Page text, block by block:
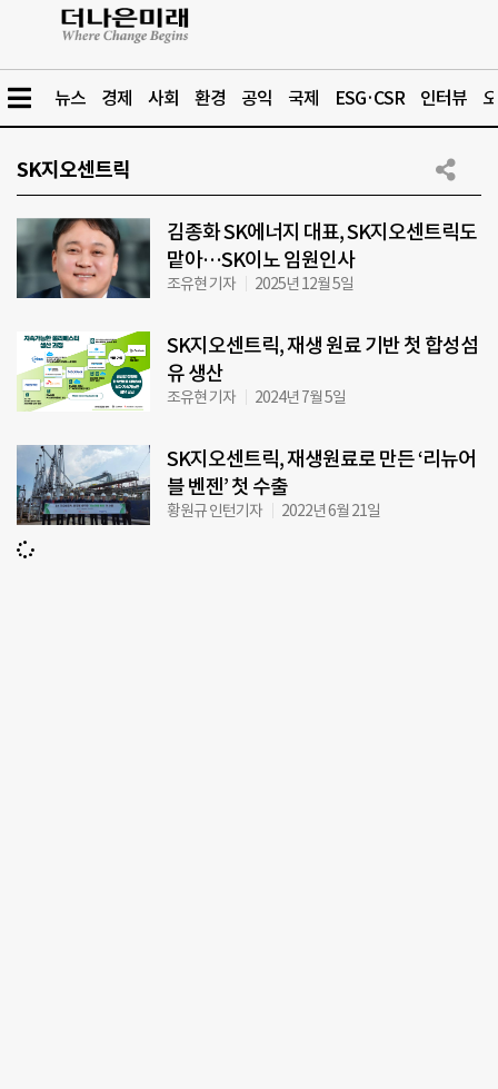
뉴스 경제 사회 환경 공익 국제 ESG·CSR 인터뷰
SK지오센트릭
김종화 SK에너지 대표, SK지오센트릭도
맡아…SK이노 임원인사
조유현 기자 2025년 12월 5일
SK지오센트릭, 재생 원료 기반 첫 합성섬
유 생산
조유현 기자 2024년 7월 5일
SK지오센트릭, 재생원료로 만든 ‘리뉴어
블 벤젠’ 첫 수출
황원규 인턴기자 2022년 6월 21일